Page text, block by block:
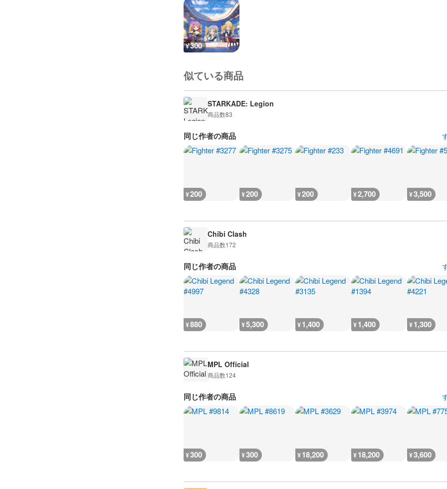
¥300
似ている商品
STARKADE: Legion
商品数83
同じ作者の商品
¥200 ¥200 ¥200 ¥2,700 ¥3,500
Chibi Clash
商品数172
同じ作者の商品
¥880 ¥5,300 ¥1,400 ¥1,400 ¥1,300
MPL Official
商品数124
同じ作者の商品
¥300 ¥300 ¥18,200 ¥18,200 ¥3,600